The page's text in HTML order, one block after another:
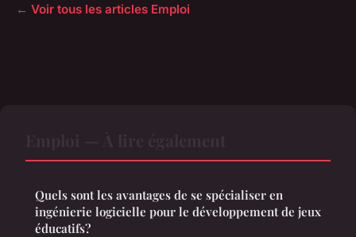
← Voir tous les articles Emploi
Quels sont les avantages de se spécialiser en
ingénierie logicielle pour le développement de jeux
éducatifs?